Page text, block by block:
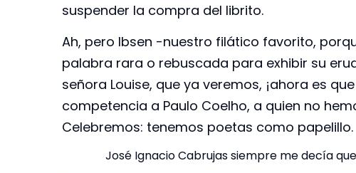
suspender la compra del librito.
Ah, pero Ibsen -nuestro filático favorito,
palabra rara o rebuscada para exhibir su
señora Louise, que ya veremos, ¡ahora es
competencia a Paulo Coelho, a quien no
Celebremos: tenemos poetas como papelillo.
José Ignacio Cabrujas siempre me decía